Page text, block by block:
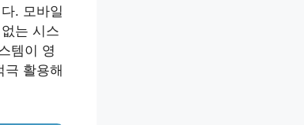
. 모바일
는 시스
템이 영
극 활용해